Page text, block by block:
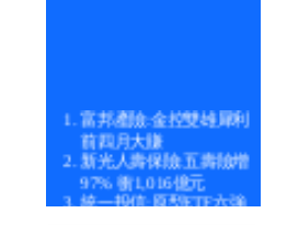
富邦產險:金控雙雄犀利
前四月大賺
新光人壽保險:五壽險增
97% 衝1,016億元
統一投信:原型ETF六強